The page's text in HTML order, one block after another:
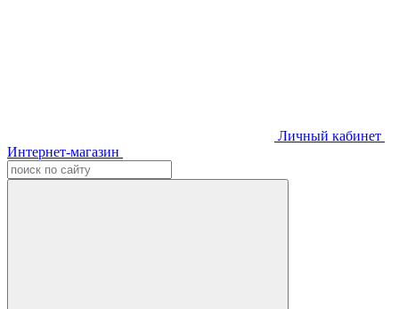
Личный кабинет
Интернет-магазин